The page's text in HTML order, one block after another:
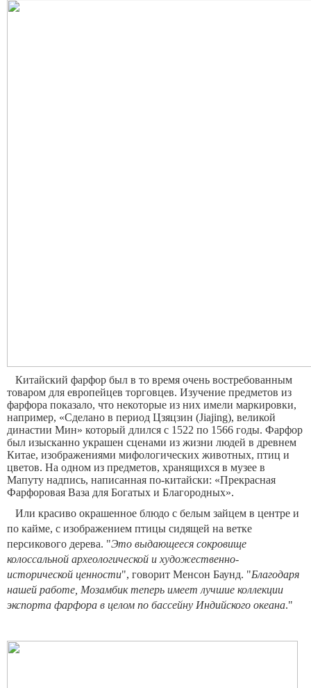
Китайский фарфор был в то время очень востребованным
товаром для европейцев торговцев. Изучение предметов из
фарфора показало, что некоторые из них имели маркировки,
например, «Сделано в период Цзяцзин (Jiajing), великой
династии Мин» который длился с 1522 по 1566 годы. Фарфор
был изысканно украшен сценами из жизни людей в древнем
Китае, изображениями мифологических животных, птиц и
цветов. На одном из предметов, хранящихся в музее в
Мапуту надпись, написанная по-китайски: «Прекрасная
Фарфоровая Ваза для Богатых и Благородных».
Или красиво окрашенное блюдо с белым зайцем в центре и
по кайме, с изображением птицы сидящей на ветке
персикового дерева. "Это выдающееся сокровище
колоссальной археологической и художественно-
исторической ценности", говорит Менсон Баунд. "Благодаря
нашей работе, Мозамбик теперь имеет лучшие коллекции
экспорта фарфора в целом по бассейну Индийского океана."